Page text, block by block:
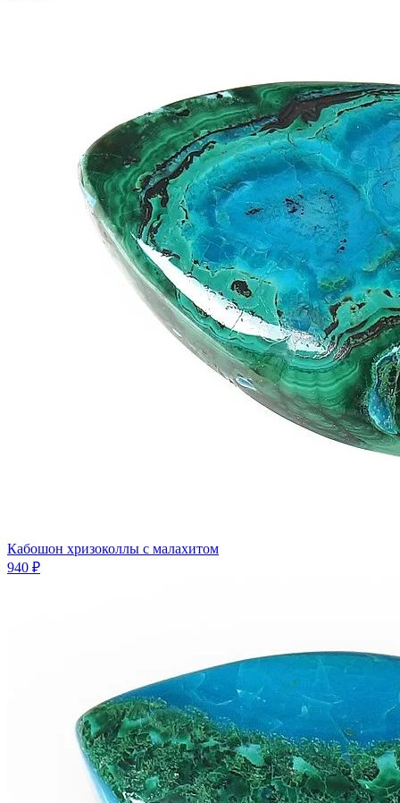
Кабошон хризоколлы с малахитом
940 ₽